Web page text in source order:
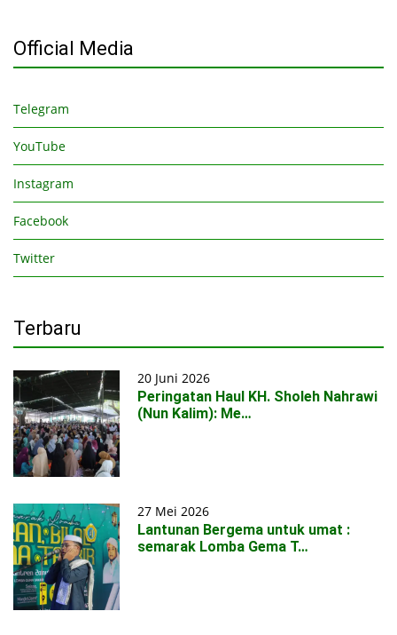
Official Media
Telegram
YouTube
Instagram
Facebook
Twitter
Terbaru
20 Juni 2026
Peringatan Haul KH. Sholeh Nahrawi
(Nun Kalim): Me…
27 Mei 2026
Lantunan Bergema untuk umat :
semarak Lomba Gema T…